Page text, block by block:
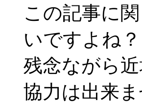
この記事に
いですよね？
残念ながら
協力は出来